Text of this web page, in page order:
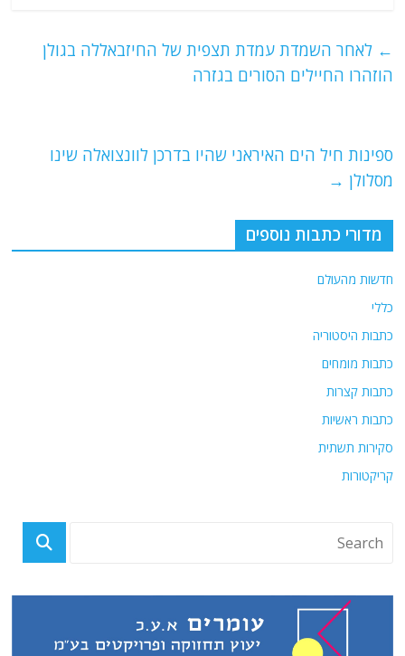
s
A
g
ra
l
er
e
b
k
← לאחר השמדת עמדת תצפית של החיזבאללה בגולן
הוזהרו החיילים הסורים בגזרה
ספינות חיל הים האיראני שהיו בדרכן לוונצואלה שינו
מסלולן →
מדורי כתבות נוספים
חדשות מהעולם
כללי
כתבות היסטוריה
כתבות מומחים
כתבות קצרות
כתבות ראשיות
סקירות תשתית
קריקטורות